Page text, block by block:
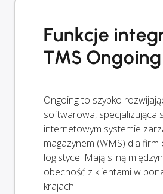
Funkcje
TMS Ongoing
Ongoing to szybko
softwarowa, specjalizująca
internetowym systemie
magazynem (WMS) dla
logistyce. Mają silną
obecność z klientami w
krajach.